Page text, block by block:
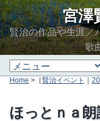
宮澤
賢治の作品や生涯／
歌
Home >［賢治イベント ｜
ほっとｎａ朗